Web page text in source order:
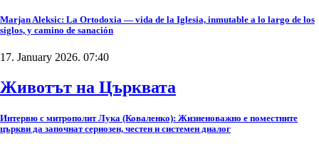
Marjan Aleksic: La Ortodoxia — vida de la Iglesia, inmutable a lo largo de los
siglos, y camino de sanación
17. January 2026. 07:40
Животът на Църквата
Интервю с митрополит Лука (Коваленко): Жизненоважно е поместните
църкви да започнат сериозен, честен и системен диалог